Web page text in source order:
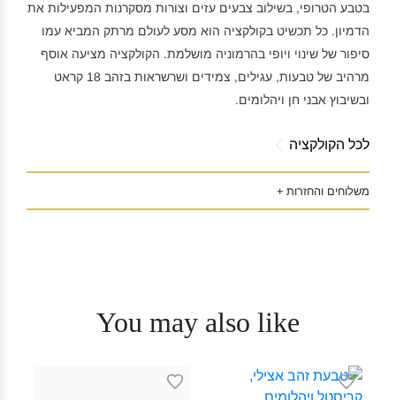
בטבע הטרופי, בשילוב צבעים עזים וצורות מסקרנות המפעילות את
הדמיון. כל תכשיט בקולקציה הוא מסע לעולם מרתק המביא עמו
סיפור של שינוי ויופי בהרמוניה מושלמת. הקולקציה מציעה אוסף
מרהיב של טבעות, עגילים, צמידים ושרשראות בזהב 18 קראט
ובשיבוץ אבני חן ויהלומים.
לכל הקולקציה
משלוחים והחזרות +
You may also like